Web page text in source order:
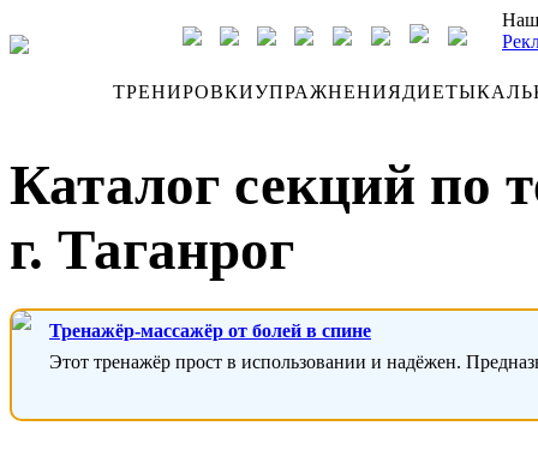
ТРЕНИРОВКИУПРАЖНЕНИЯДИЕТЫ
Каталог секций по
г. Таганрог
Тренажёр-массажёр от болей в спине
Этот тренажёр прост в использовании и надёжен.